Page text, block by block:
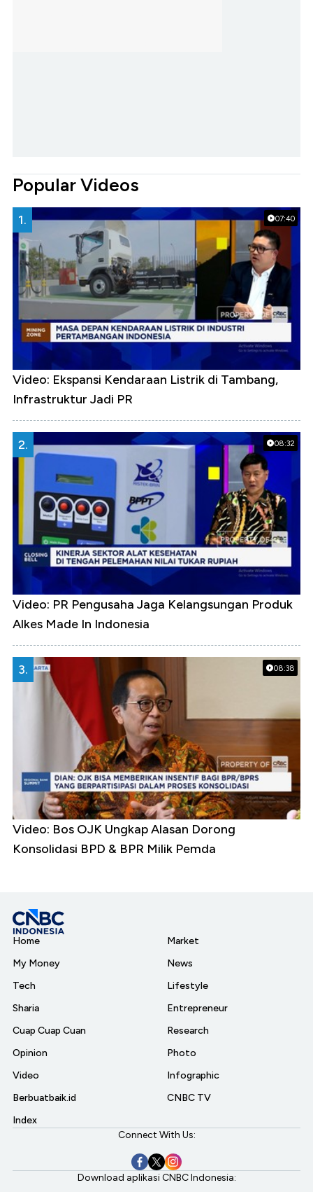
Popular Videos
07:40
1.
Video: Ekspansi Kendaraan Listrik di Tambang,
Infrastruktur Jadi PR
08:32
2.
Video: PR Pengusaha Jaga Kelangsungan Produk
Alkes Made In Indonesia
08:38
3.
Video: Bos OJK Ungkap Alasan Dorong
Konsolidasi BPD & BPR Milik Pemda
Home
My Money
Tech
Sharia
Cuap Cuap Cuan
Opinion
Video
Berbuatbaik.id
Index
Market
News
Lifestyle
Entrepreneur
Research
Photo
Infographic
CNBC TV
Connect With Us:
Download aplikasi CNBC Indonesia: